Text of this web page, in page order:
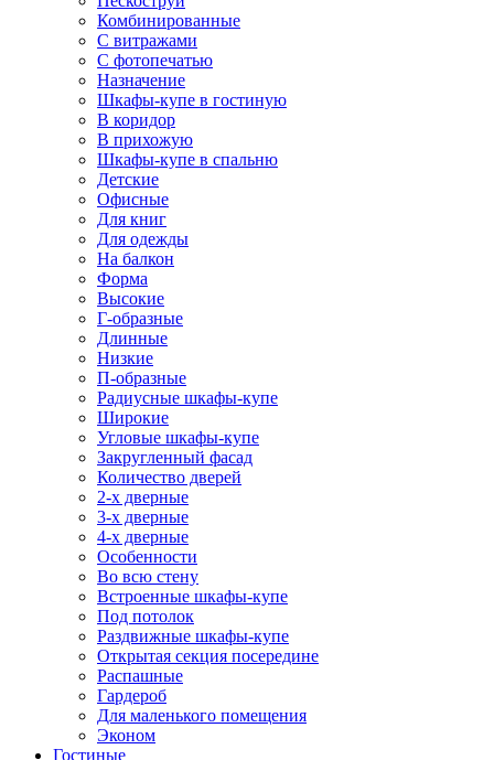
Комбинированные
С витражами
С фотопечатью
Назначение
Шкафы-купе в гостиную
В коридор
В прихожую
Шкафы-купе в спальню
Детские
Офисные
Для книг
Для одежды
На балкон
Форма
Высокие
Г-образные
Длинные
Низкие
П-образные
Радиусные шкафы-купе
Широкие
Угловые шкафы-купе
Закругленный фасад
Количество дверей
2-х дверные
3-х дверные
4-х дверные
Особенности
Во всю стену
Встроенные шкафы-купе
Под потолок
Раздвижные шкафы-купе
Открытая секция посередине
Распашные
Гардероб
Для маленького помещения
Эконом
Гостиные